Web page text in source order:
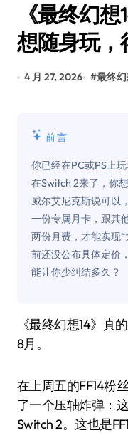
《最终幻
想随身玩，
4 月 27, 2026 #最终幻
前言
你已经在PC或PS上
在Switch 2来了，你
威尔艾尼克斯说可以
一份专属月卡，跟其
两份月费，才能实现
前还没公布具体定价
能让你少纠结多久？
《最终幻想14》真的要去任天堂了——而且就在今年
8月。
在上周五的FF14粉
了一个压轴炸弹：
Switch 2。这也是